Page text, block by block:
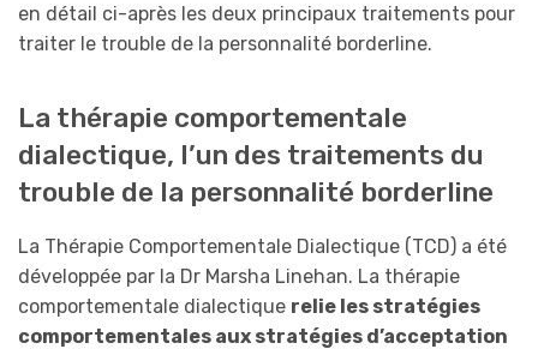
en détail ci-après les deux principaux traitements pour
traiter le trouble de la personnalité borderline.
La thérapie comportementale
dialectique, l’un des traitements du
trouble de la personnalité borderline
La Thérapie Comportementale Dialectique (TCD) a été
développée par la Dr Marsha Linehan. La thérapie
comportementale dialectique relie les stratégies
comportementales aux stratégies d’acceptation